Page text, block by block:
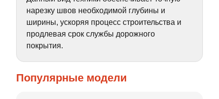
нарезку швов необходимой глубины и
ширины, ускоряя процесс строительства и
продлевая срок службы дорожного
покрытия.
Популярные модели